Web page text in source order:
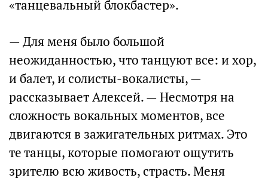
«танцевальный блокбастер».
— Для меня было большой
неожиданностью, что танцуют все: и хор,
и балет, и солисты-вокалисты, —
рассказывает Алексей. — Несмотря на
сложность вокальных моментов, все
двигаются в зажигательных ритмах. Это
те танцы, которые помогают ощутить
зрителю всю живость, страсть. Меня